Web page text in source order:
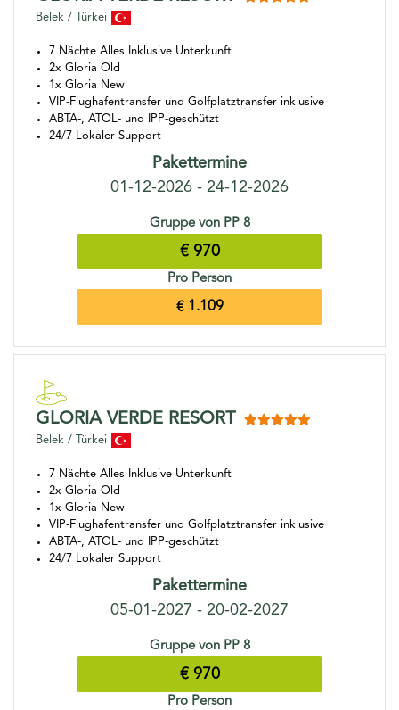
Belek / Türkei
7 Nächte Alles Inklusive Unterkunft
2x Gloria Old
1x Gloria New
VIP-Flughafentransfer und Golfplatztransfer inklusive
ABTA-, ATOL- und IPP-geschützt
24/7 Lokaler Support
Pakettermine
01-12-2026 - 24-12-2026
Gruppe von PP 8
€ 970
Pro Person
€ 1.109
GLORIA VERDE RESORT
Belek / Türkei
7 Nächte Alles Inklusive Unterkunft
2x Gloria Old
1x Gloria New
VIP-Flughafentransfer und Golfplatztransfer inklusive
ABTA-, ATOL- und IPP-geschützt
24/7 Lokaler Support
Pakettermine
05-01-2027 - 20-02-2027
Gruppe von PP 8
€ 970
Pro Person